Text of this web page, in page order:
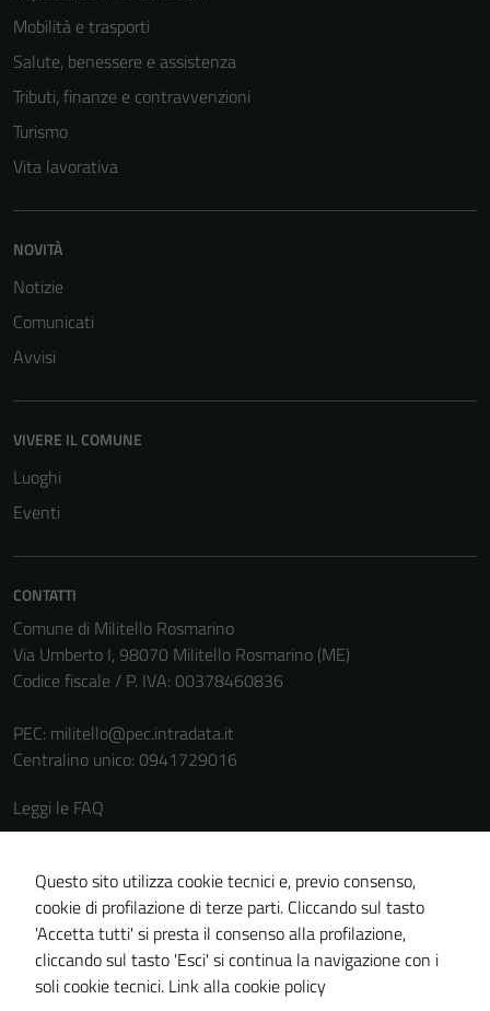
Mobilità e trasporti
Salute, benessere e assistenza
Tributi, finanze e contravvenzioni
Turismo
Vita lavorativa
NOVITÀ
Notizie
Comunicati
Avvisi
VIVERE IL COMUNE
Luoghi
Eventi
CONTATTI
Comune di Militello Rosmarino
Via Umberto I, 98070 Militello Rosmarino (ME)
Codice fiscale / P. IVA: 00378460836
PEC: militello@pec.intradata.it
Centralino unico: 0941729016
Leggi le FAQ
Segnalazione disservizio
Richiesta assistenza
Amministrazione trasparente
Informativa privacy
Questo sito utilizza cookie tecnici e, previo consenso,
cookie di profilazione di terze parti. Cliccando sul tasto
'Accetta tutti' si presta il consenso alla profilazione,
cliccando sul tasto 'Esci' si continua la navigazione con i
soli cookie tecnici. Link alla cookie policy
Tecnici
Questi cookie
non raccolgono